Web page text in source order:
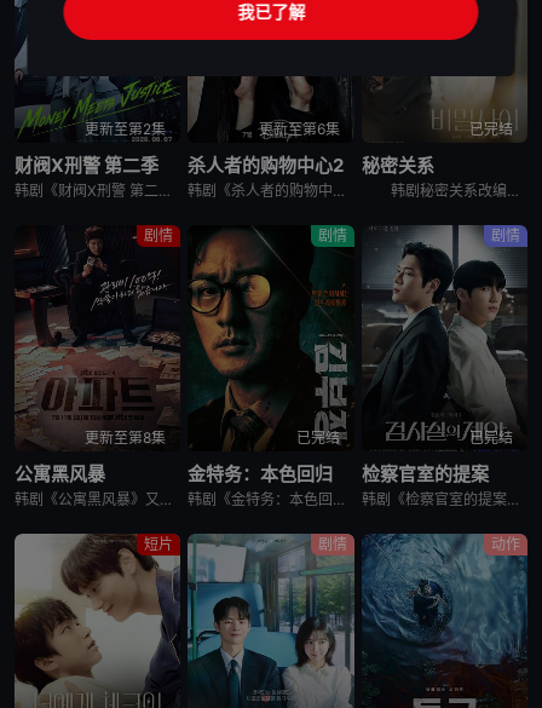
更新至第2集
财阀X刑警 第二季
韩剧《财阀X刑警 第二季》又名：재벌X형사 2,재벌X형사2,财阀X刑警 2,财阀X刑警2,Flex x Cop2,纨绔子弟(韩国版),재벌X형사 시즌2，讲述了：财阀富三代警察陈利手（安普贤 饰）华
更新至第6集
杀人者的购物中心2
韩剧《杀人者的购物中心2》又名：A Shop for Killers S2,A Shop for Killers Season 2,킬러들의 쇼핑몰2，讲述了：购物中心即将重新开张！郑进湾（李栋旭 饰
已完结
秘密关系
韩剧秘密关系改编自同名漫画。多温聪明机灵、足智多谋，努力摆脱贫困。但他的吝啬行为却惹恼了同事成贤，成贤讨厌他。在与自己贫困的父母发生冲突后，多温突然与成贤的关系越来越亲密，同时也在平衡着对前任导师
剧情
更新至第8集
公寓黑风暴
韩剧《公寓黑风暴》又名：公寓,The Apartment Job,아파트，讲述了：曾经的帮派老大急需现金，于是和有志成为律师的同伴合作，打算窃取住宅社区的储备基金，却意外揭开深藏的腐败真相。
剧情
已完结
金特务：本色回归
韩剧《金特务：本色回归》又名金部长,Agent Kim,김부장,金特务：本色回归，剧中主角金科长由苏志燮饰演。在剧中，金科长是敏智的父亲，也是一名朝鲜间谍。他被派去执行无数特别任务，包括17次朝鲜任务
剧情
已完结
检察官室的提案
韩剧《检察官室的提案》又名：检察官办公室的提议,检察官的提案(台),The Prosecutors Proposal,검사실의 제안，讲述了：改编自同名小说。一个是凶手的儿子，一个是受害者的儿子——一
短片 剧情 动作
我已了解